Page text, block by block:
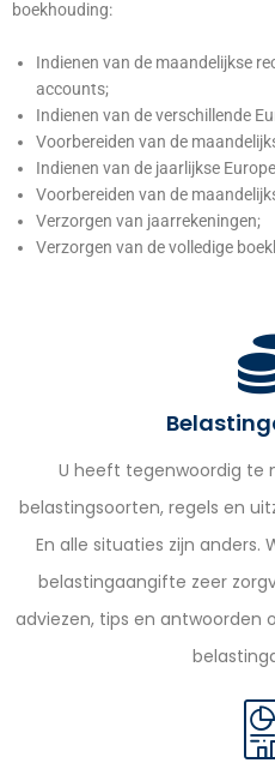
boekhouding:
Indienen van de maandelijkse
accounts;
Indienen van de verschillende
Voorbereiden van de
Indienen van de jaarlijkse
Voorbereiden van de
Verzorgen van jaarrekeningen;
Verzorgen van de volledige
U heeft tegenwoordig te
belastingsoorten, regels en
En alle situaties zijn anders.
belastingaangifte zeer
adviezen, tips en antwoorden